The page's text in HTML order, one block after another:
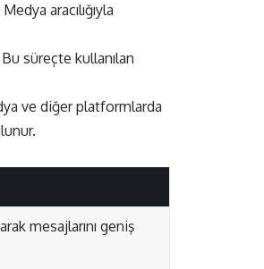
aracılığıyla
süreçte kullanılan
ve diğer platformlarda
mesajlarını geniş